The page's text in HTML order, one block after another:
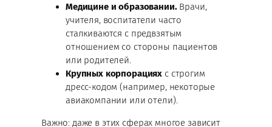
Медицине и образовании.Врачи,
учителя, воспитатели часто
сталкиваются с предвзятым
отношением со стороны пациентов
или родителей.
Крупных корпорациях с строгим
дресс-кодом (например, некоторые
авиакомпании или отели).
Важно: даже в этих сферах многое зависит